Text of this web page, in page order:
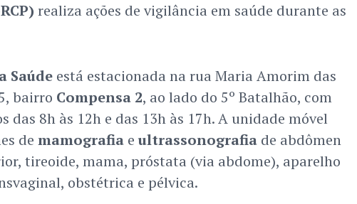
realiza ações de vigilância em saúde durante as
Saúdeestá estacionada na rua Maria Amorim das
bairro Compensa 2, ao lado do 5º Batalhão, com
das 8h às 12h e das 13h às 17h. A unidade móvel
de mamografiae ultrassonografiade abdômen
tireoide, mama, próstata (via abdome), aparelho
obstétrica e pélvica.